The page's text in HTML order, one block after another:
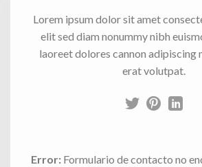
Lorem ipsum dolor sit amet
elit sed diam nonummy nibh
laoreet dolores cannon adipiscing
erat volutpat.
Error: Formulario de contacto no